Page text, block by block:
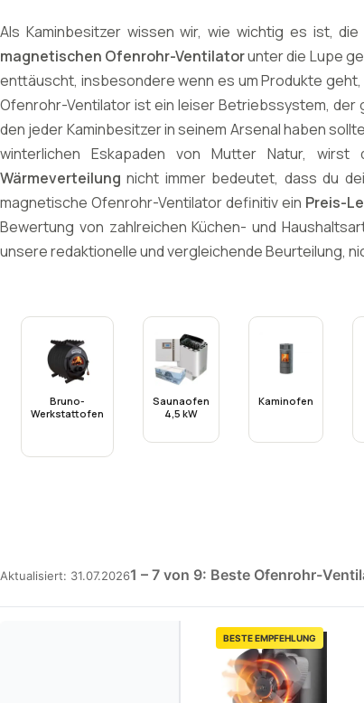
Als Kaminbesitzer wissen wir, wie wichtig es ist,
magnetischen Ofenrohr-Ventilatorunter die Lupe
enttäuscht, insbesondere wenn es um Produkte
Ofenrohr-Ventilator ist ein leiser Betriebssystem, der
den jeder Kaminbesitzer in seinem Arsenal haben
winterlichen Eskapaden von Mutter Natur,
Wärmeverteilung nicht immer bedeutet, dass du
magnetische Ofenrohr-Ventilator definitiv ein Preis-
Bewertung von zahlreichen Küchen- und
unsere redaktionelle und vergleichende Beurteilung,
Bruno-
Werkstattofen
Saunaofen
4,5 kW
Kaminofen
Aktualisiert: 31.07.20261 – 7 von 9: Beste Ofenrohr-
BESTE EMPFEHLUNG